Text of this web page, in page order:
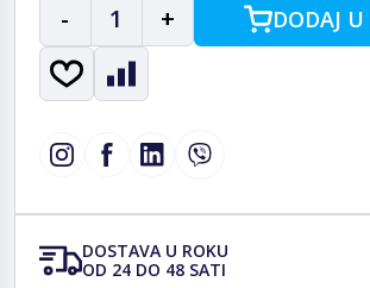
- 1 + DODAJ U
DOSTAVA U ROKU
OD 24 DO 48 SATI